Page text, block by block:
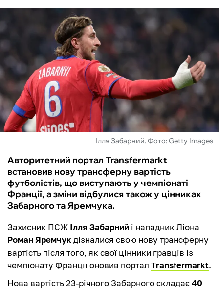
КІБЕРСПОРТ
ФУТЗАЛ
ІНШІ
БУКМЕКЕРИ
Ілля Забарний. Фото: Getty Images
Авторитетний портал Transfermarkt
встановив нову трансферну вартість
футболістів, що виступають у чемпіонаті
Франції, а зміни відбулися також у цінниках
Забарного та Яремчука.
Захисник ПСЖ Ілля Забарний і нападник Ліона
Роман Яремчукдізналися свою нову трансферну
вартість після того, як свої цінники гравців із
чемпіонату Франції оновив портал Transfermarkt.
Нова вартість 23-річного Забарного складає40